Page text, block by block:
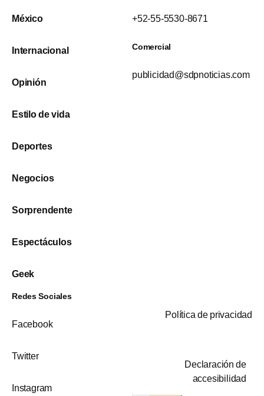
México
Internacional
Opinión
Estilo de vida
Deportes
Negocios
Sorprendente
Espectáculos
Geek
+52-55-5530-8671
Comercial
publicidad@sdpnoticias.com
Redes Sociales
Facebook
Twitter
Instagram
Política de privacidad
Declaración de
accesibilidad